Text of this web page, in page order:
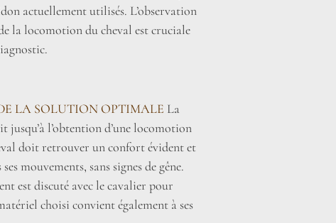
actuellement utilisés. L’observation
la locomotion du cheval est cruciale
LA SOLUTION OPTIMALE La
jusqu’à l’obtention d’une locomotion
doit retrouver un confort évident et
mouvements, sans signes de gêne.
est discuté avec le cavalier pour
choisi convient également à ses